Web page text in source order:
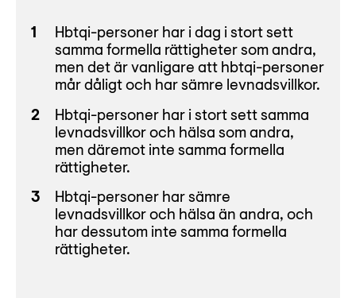
Hbtqi-personer har i dag i stort sett
samma formella rättigheter som andra,
men det är vanligare att hbtqi-personer
mår dåligt och har sämre levnadsvillkor.
Hbtqi-personer har i stort sett samma
levnadsvillkor och hälsa som andra,
men däremot inte samma formella
rättigheter.
Hbtqi-personer har sämre
levnadsvillkor och hälsa än andra, och
har dessutom inte samma formella
rättigheter.